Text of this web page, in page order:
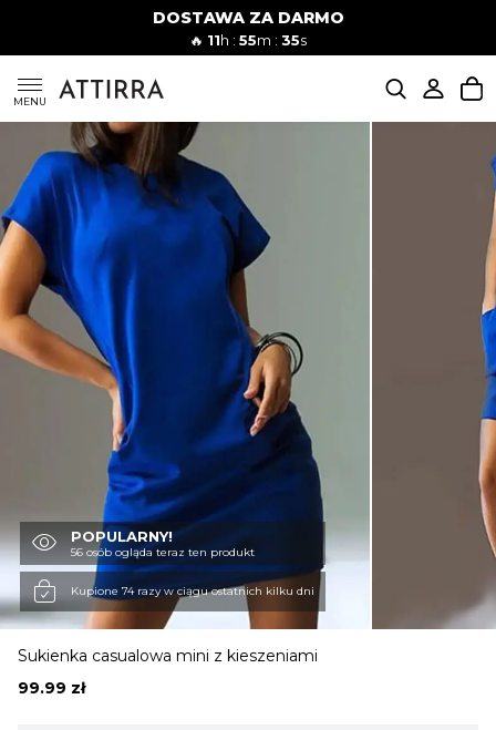
DOSTAWA ZA DARMO
🔥 11h : 55m : 34s
MENU
Mężczyźni
SUKIENKI
KOMPLETY
KOMBINEZONY
DÓŁ DAMSKIE
STROJE KĄPIELOWE
OBUWIE
BIELIZNA
POPULARNY!
56 osób ogląda teraz ten produkt
Kupione 74 razy w ciągu ostatnich kilku dni
Sukienka casualowa mini z kieszeniami
99.99 zł